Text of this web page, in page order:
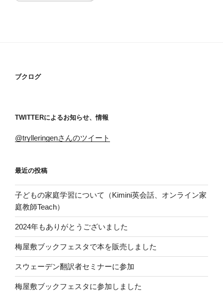
ブクログ
TWITTERによるお知らせ、情報
@trylleringenさんのツイート
最近の投稿
子どもの家庭学習について（Kimini英会話、オンライン家
庭教師Teach）
2024年もありがとうございました
梅屋敷ブックフェスタで本を販売しました
スウェーデン翻訳者セミナーに参加
梅屋敷ブックフェスタに参加しました